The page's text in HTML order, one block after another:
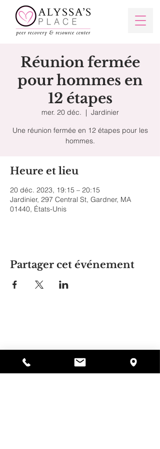
Réunion fermée
pour hommes en
12 étapes
mer. 20 déc.
  |
Jardinier
Une réunion fermée en 12 étapes pour les
hommes.
Heure et lieu
20 déc. 2023, 19:15 – 20:15
Jardinier, 297 Central St, Gardner, MA
01440, États-Unis
Partager cet événement
01440
978-364-0920